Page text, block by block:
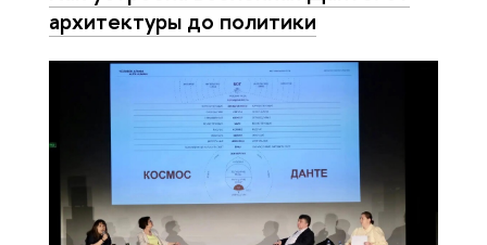
архитектуры до политики